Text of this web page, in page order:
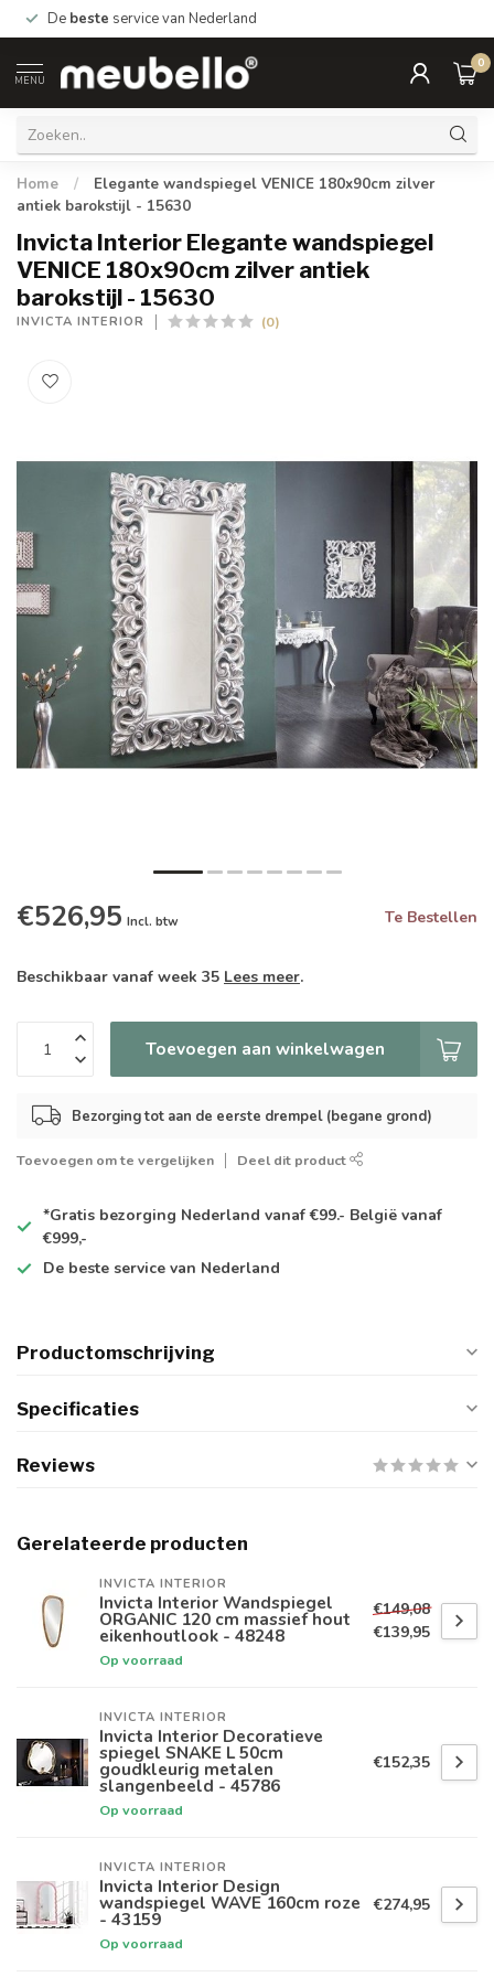
De beste service van Nederland
MENU
0
Home /
Elegante wandspiegel VENICE 180x90cm zilver
antiek barokstijl - 15630
Invicta Interior Elegante wandspiegel
VENICE 180x90cm zilver antiek
barokstijl - 15630
INVICTA INTERIOR (0)
€526,95 Incl. btw Te Bestellen
Beschikbaar vanaf week 35 Lees meer.
Toevoegen aan winkelwagen
Bezorging tot aan de eerste drempel (begane grond)
Toevoegen om te vergelijken Deel dit product
*Gratis bezorging Nederland vanaf €99.- België vanaf
€999,-
De beste service van Nederland
Productomschrijving
Specificaties
Reviews
Gerelateerde producten
INVICTA INTERIOR
Invicta Interior Wandspiegel
ORGANIC 120 cm massief hout
eikenhoutlook - 48248
Op voorraad
€149,08
€139,95
INVICTA INTERIOR
Invicta Interior Decoratieve
spiegel SNAKE L 50cm
goudkleurig metalen
slangenbeeld - 45786
Op voorraad
€152,35
INVICTA INTERIOR
Invicta Interior Design
wandspiegel WAVE 160cm roze
- 43159
Op voorraad
€274,95